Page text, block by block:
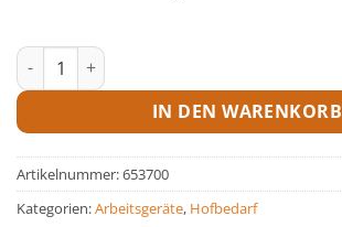
Geräteschiene Menge
IN DEN WARENKORB
Artikelnummer:653700
Kategorien:Arbeitsgeräte, Hofbedarf